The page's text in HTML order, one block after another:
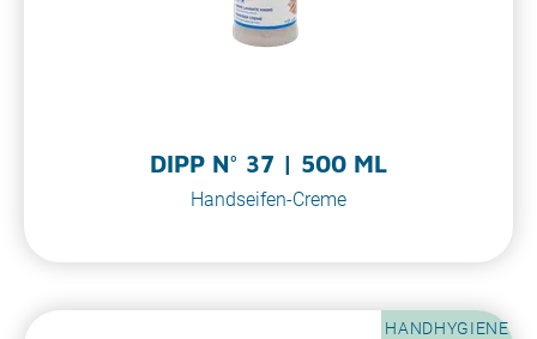
DIPP N° 37 | 500 ML
Handseifen-Creme
HANDHYGIENE